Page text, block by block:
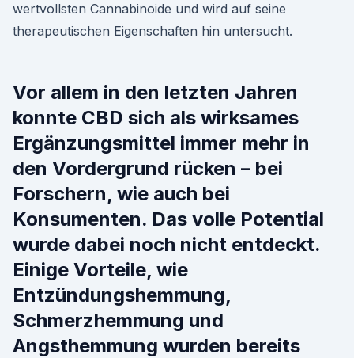
wertvollsten Cannabinoide und wird auf seine
therapeutischen Eigenschaften hin untersucht.
Vor allem in den letzten Jahren
konnte CBD sich als wirksames
Ergänzungsmittel immer mehr in
den Vordergrund rücken – bei
Forschern, wie auch bei
Konsumenten. Das volle Potential
wurde dabei noch nicht entdeckt.
Einige Vorteile, wie
Entzündungshemmung,
Schmerzhemmung und
Angsthemmung wurden bereits